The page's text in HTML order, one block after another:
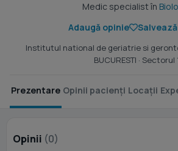
Medic specialist în
Adaugă opinie
Institutul national de geriatrie si
BUCURESTI · Sectorul
Prezentare Opinii pacienți Locații
Opinii (0)